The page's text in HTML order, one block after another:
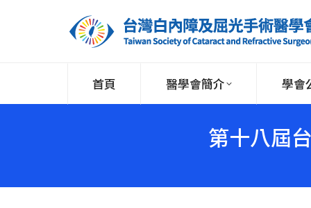
首頁 醫學會簡介 學會
第十八屆